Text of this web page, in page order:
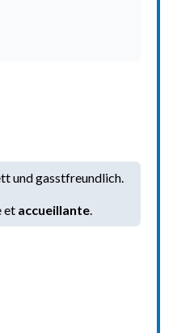
und gasstfreundlich.
et accueillante.